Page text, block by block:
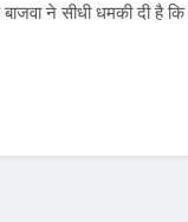
बाजवा ने सीधी धमकी दी